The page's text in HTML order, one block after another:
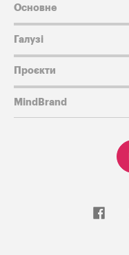
Основне
Галузі
Проєкти
MindBrand